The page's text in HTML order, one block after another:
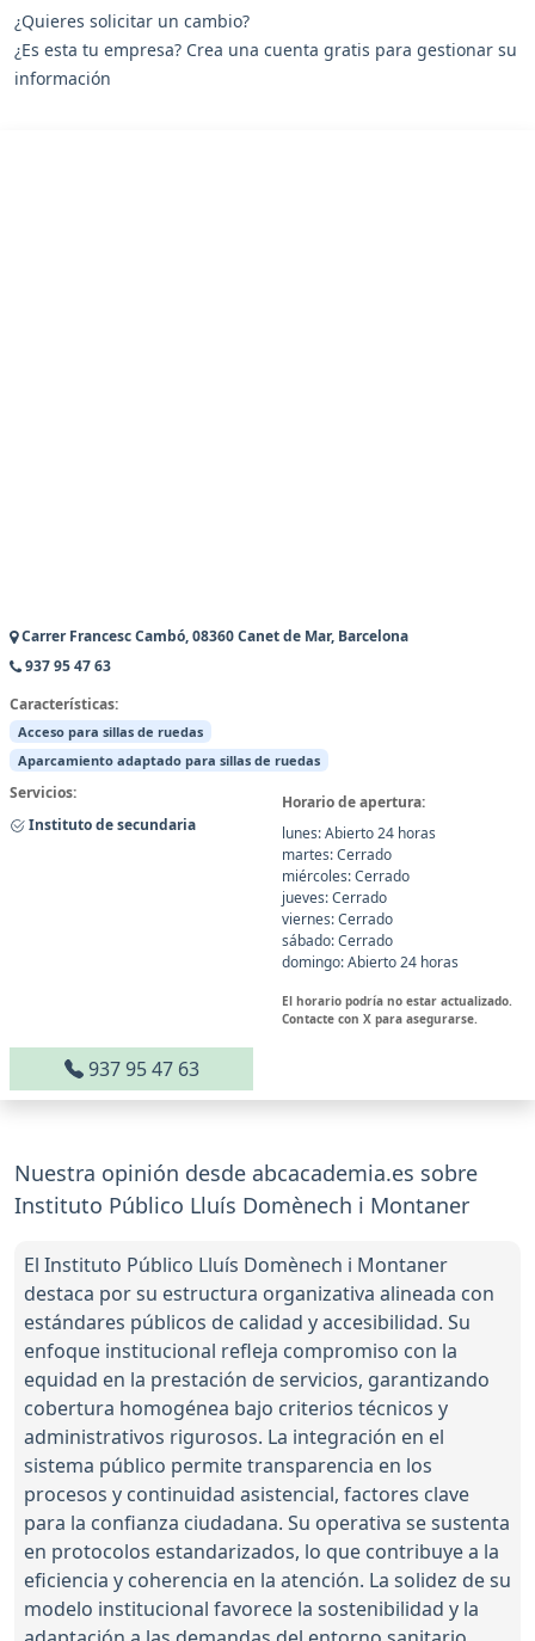
¿Quieres solicitar un cambio?
¿Es esta tu empresa? Crea una cuenta gratis para gestionar su
información
Carrer Francesc Cambó, 08360 Canet de Mar, Barcelona
937 95 47 63
Características:
Acceso para sillas de ruedas
Aparcamiento adaptado para sillas de ruedas
Servicios:
Instituto de secundaria
Horario de apertura:
lunes: Abierto 24 horas
martes: Cerrado
miércoles: Cerrado
jueves: Cerrado
viernes: Cerrado
sábado: Cerrado
domingo: Abierto 24 horas
El horario podría no estar actualizado.
Contacte con X para asegurarse.
937 95 47 63
Nuestra opinión desde abcacademia.es sobre
Instituto Público Lluís Domènech i Montaner
El Instituto Público Lluís Domènech i Montaner
destaca por su estructura organizativa alineada con
estándares públicos de calidad y accesibilidad. Su
enfoque institucional refleja compromiso con la
equidad en la prestación de servicios, garantizando
cobertura homogénea bajo criterios técnicos y
administrativos rigurosos. La integración en el
sistema público permite transparencia en los
procesos y continuidad asistencial, factores clave
para la confianza ciudadana. Su operativa se sustenta
en protocolos estandarizados, lo que contribuye a la
eficiencia y coherencia en la atención. La solidez de su
modelo institucional favorece la sostenibilidad y la